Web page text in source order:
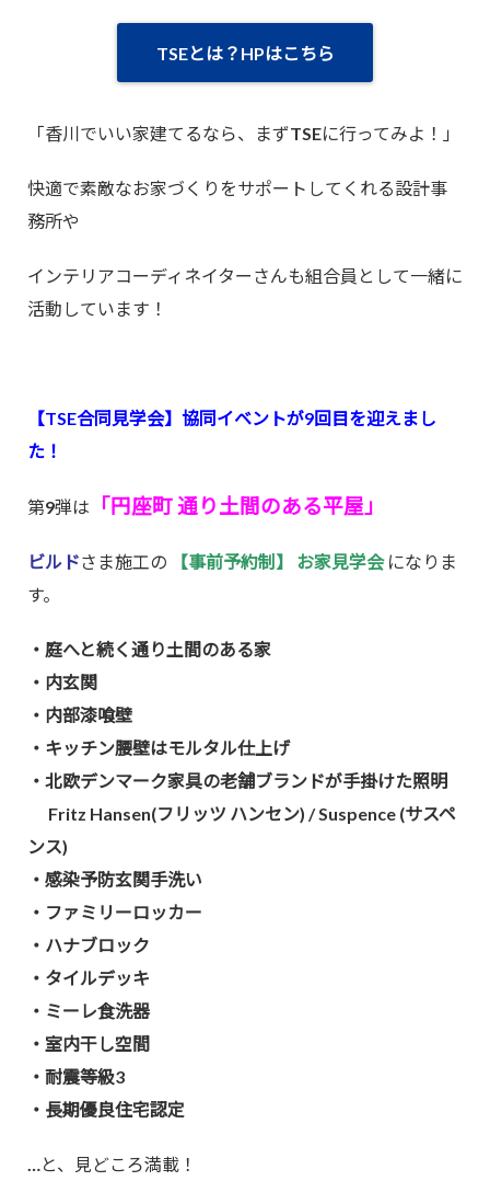
TSEとは？HPはこちら
「香川でいい家建てるなら、まずTSEに行ってみよ！」
快適で素敵なお家づくりをサポートしてくれる設計事
務所や
インテリアコーディネイターさんも組合員として一緒に
活動しています！
【TSE合同見学会】協同イベントが9回目を迎えまし
た！
第9弾は 「円座町 通り土間のある平屋 」
ビルドさま施工の 【事前予約制】 お家見学会になりま
す。
・庭へと続く通り土間のある家
・内玄関
・内部漆喰壁
・キッチン腰壁はモルタル仕上げ
・北欧デンマーク家具の老舗ブランドが手掛けた照明
Fritz Hansen(フリッツ ハンセン) / Suspence (サスペ
ンス)
・感染予防玄関手洗い
・ファミリーロッカー
・ハナブロック
・タイルデッキ
・ミーレ食洗器
・室内干し空間
・耐震等級3
・長期優良住宅認定
…と、見どころ満載！